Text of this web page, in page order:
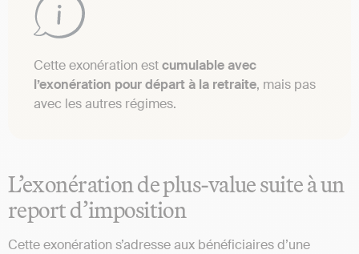
Cette exonération estcumulable avec
l’exonération pour départ à la retraite, mais pas
avec les autres régimes.
L’exonération de plus-value suite à un
report d’imposition
Cette exonération s’adresse aux bénéficiaires d’une